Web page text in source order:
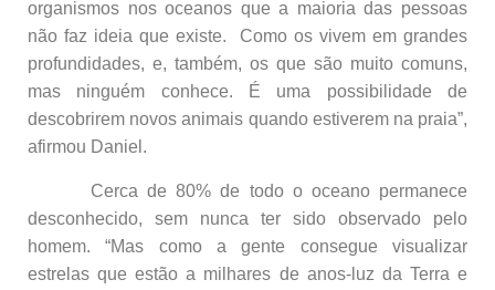
organismos nos oceanos que a maioria das pessoas
não faz ideia que existe. Como os vivem em grandes
profundidades, e, também, os que são muito comuns,
mas ninguém conhece. É uma possibilidade de
descobrirem novos animais quando estiverem na praia”,
afirmou Daniel.
Cerca de 80% de todo o oceano permanece
desconhecido, sem nunca ter sido observado pelo
homem. “Mas como a gente consegue visualizar
estrelas que estão a milhares de anos-luz da Terra e